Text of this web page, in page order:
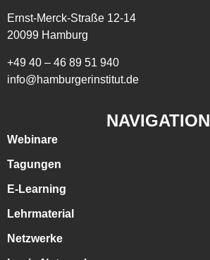
Ernst-Merck-Straße 12-14
20099 Hamburg
+49 40 – 46 89 51 940
info@hamburgerinstitut.de
NAVIGATION
Webinare
Tagungen
E-Learning
Lehrmaterial
Netzwerke